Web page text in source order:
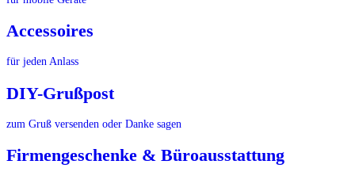
Accessoires
für jeden Anlass
DIY-Grußpost
zum Gruß versenden oder Danke sagen
Firmengeschenke & Büroausstattung